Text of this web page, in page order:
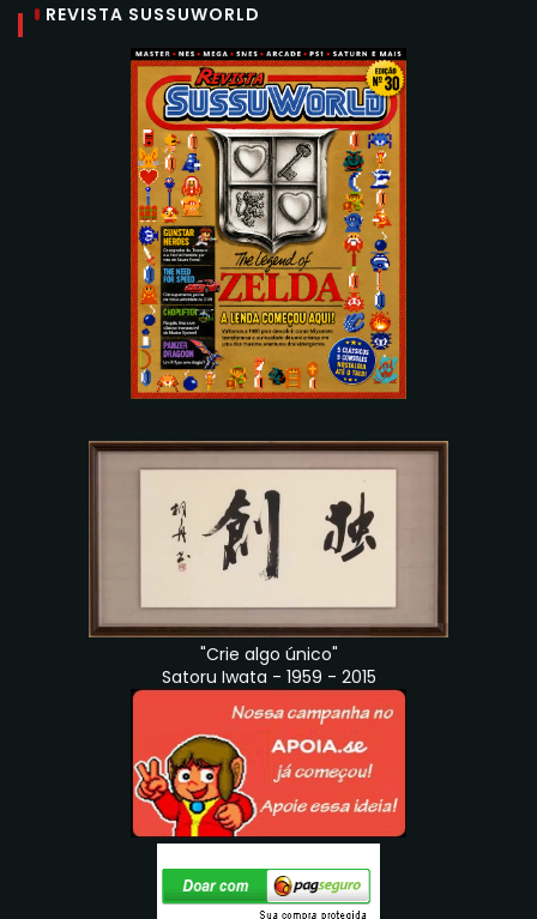
REVISTA SUSSUWORLD
"Crie algo único"
Satoru Iwata - 1959 - 2015